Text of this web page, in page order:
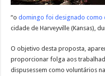
“odomingo foi designado como
cidade de Harveyville (Kansas),
O objetivo desta proposta,
proporcionar folga aos
dispusessem como voluntários